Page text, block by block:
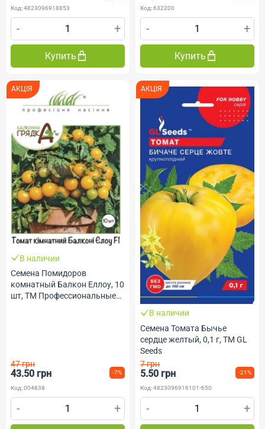
Код: 4823096918853
- +
Купить
Код: 632200
- +
Купить
АКЦІЯ
В наличии
Семена Помидоров
комнатный Балкон Еллоу, 10
шт, ТМ Профессиональные
47 грн
43.50 грн -7%
Код: 004838
- +
АКЦІЯ
В наличии
Семена Томата Бычье
сердце желтый, 0,1 г, TM GL
Seeds
7 грн
5.50 грн -21%
Код: 4823096916101-650
- +